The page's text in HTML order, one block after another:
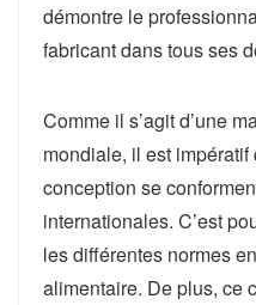
démontre le
fabricant dans tous ses
Comme il s’agit d’une
mondiale, il est
conception se
internationales. C’est
les différentes normes
alimentaire. De plus, ce